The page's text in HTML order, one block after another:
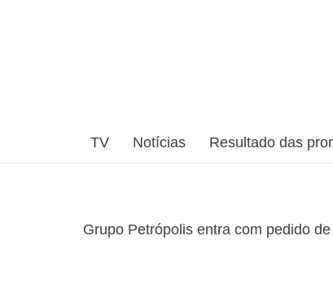
TV Notícias Resultado das
Grupo Petrópolis entra com pedido